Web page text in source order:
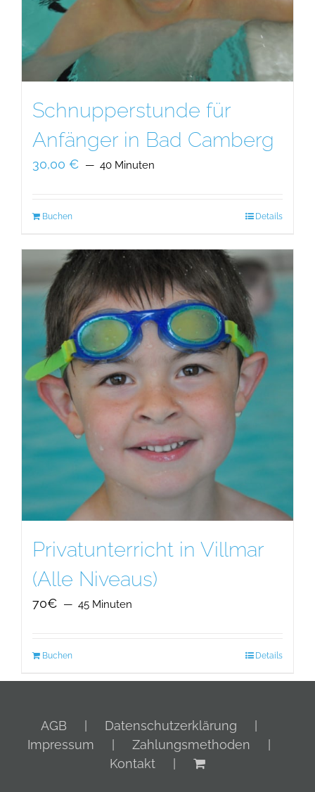
Schnupperstunde für
Anfänger in Bad Camberg
30,00 € 40 Minuten
Buchen Details
Privatunterricht in Villmar
(Alle Niveaus)
70€ 45 Minuten
Buchen Details
AGB
Datenschutzerklärung
Impressum
Zahlungsmethoden
Kontakt